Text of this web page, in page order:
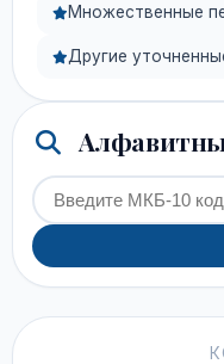
Множественные
Другие